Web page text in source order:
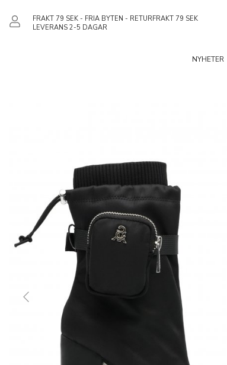
FRAKT 79 SEK - FRIA BYTEN - RETURFRAKT 79 SEK
LEVERANS 2-5 DAGAR
NYHETER